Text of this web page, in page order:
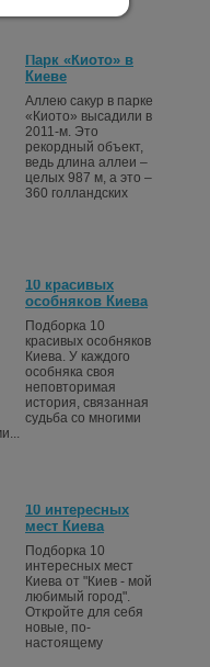
Парк «Киото» в
Киеве
Аллею сакур в парке
«Киото» высадили в
2011-м. Это
рекордный объект,
ведь длина аллеи –
целых 987 м, а это –
360 голландских
10 красивых
особняков Киева
Подборка 10
красивых особняков
Киева. У каждого
особняка своя
неповторимая
история, связанная
судьба со многими
10 интересных
мест Киева
Подборка 10
интересных мест
Киева от "Киев - мой
любимый город".
Откройте для себя
новые, по-
настоящему